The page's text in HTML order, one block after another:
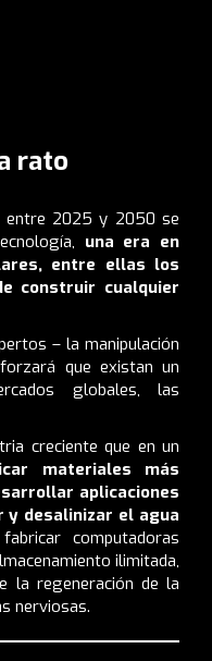
rato
entre 2025 y 2050 se
una era en
entre ellas los
construir cualquier
– la manipulación
que existan un
globales, las
creciente que en un
materiales más
aplicaciones
y desalinizar el agua
computadoras
ilimitada,
la regeneración de la
nerviosas.